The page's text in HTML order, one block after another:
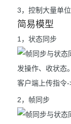
3，控制大量单
简易模型
1，状态同步
发操作、收状态。
客户端上传指令
2，帧同步